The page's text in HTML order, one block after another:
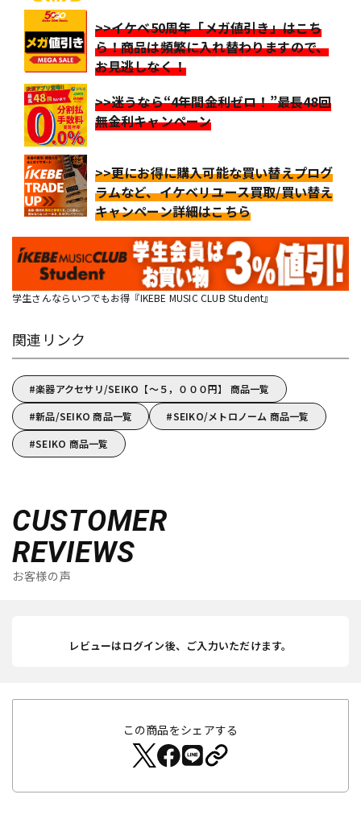
>>イケベ50周年「メガ値引き」はこち
ら！商品は頻繁に入れ替わりますので、
お見逃しなく！
>>迷うなら“4年間金利ゼロ！”最長48回
無金利キャンペーン
>>更にお得に購入可能な買い替えプログ
ラムなど、イケベリユース買取/買い替え
キャンペーン詳細はこちら
学生さんならいつでもお得『IKEBE MUSIC CLUB Student』
関連リンク
楽器アクセサリ/SEIKO【～５，０００円】 商品一覧
新品/SEIKO 商品一覧
SEIKO/メトロノーム 商品一覧
SEIKO 商品一覧
CUSTOMER
REVIEWS
お客様の声
レビューはログイン後、ご入力いただけます。
この商品をシェアする